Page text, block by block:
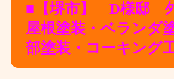
■【堺市】 D様邸 外
屋根塗装・ベランダ
部塗装・コーキング